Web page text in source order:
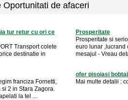
de afaceri
tur retur cu ori ce
Transport colete
destinatie in
Prosperitate
Prosperitate si
euro lunar ,lucrand
mesajul - Vreau
franciza Fornetti,
2 in Stara Zagora.
la tel ...
ofer pisoiasi
Mai multe detalii :